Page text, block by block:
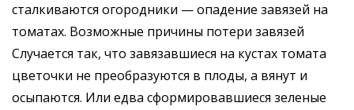
сталкиваются огородники — опадение завязей на
томатах. Возможные причины потери завязей
Случается так, что завязавшиеся на кустах томата
цветочки не преобразуются в плоды, а вянут и
осыпаются. Или едва сформировавшиеся зеленые